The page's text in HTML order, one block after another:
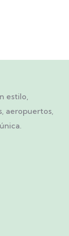
estilo,
aeropuertos,